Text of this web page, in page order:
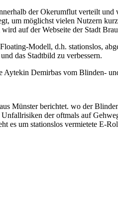
der Okerumflut verteilt
um möglichst vielen Nutzern
auf der Webseite der Stadt
Modell, d.h. stationslos,
das Stadtbild zu verbessern.
Demirbas vom Blinden-
Münster berichtet. wo der
der oftmals auf
es um stationslos vermietete E-